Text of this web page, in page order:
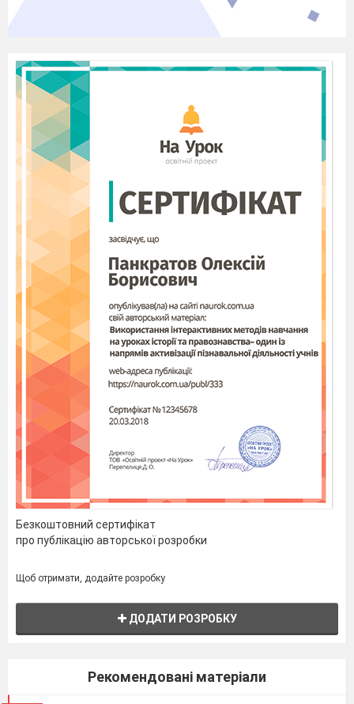
Безкоштовний сертифікат
про публікацію авторської розробки
Щоб отримати, додайте розробку
ДОДАТИ РОЗРОБКУ
Рекомендовані матеріали